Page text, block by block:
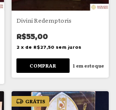
Divini Redemptoris
R$55,00
2 x de R$27,50 sem juros
1 em estoque
GRÁTIS